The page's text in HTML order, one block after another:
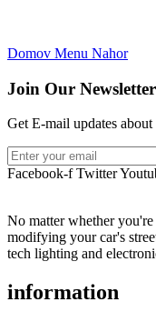
Domov Menu Nahor
Join Our Newsletter
Get E-mail updates
Facebook-f Twitter
No matter whether
modifying your car's
tech lighting and
information